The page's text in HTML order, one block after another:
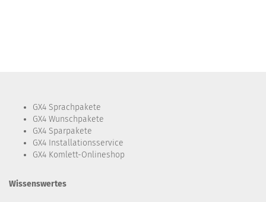
GX4 Sprachpakete
GX4 Wunschpakete
GX4 Sparpakete
GX4 Installationsservice
GX4 Komlett-Onlineshop
Wissenswertes